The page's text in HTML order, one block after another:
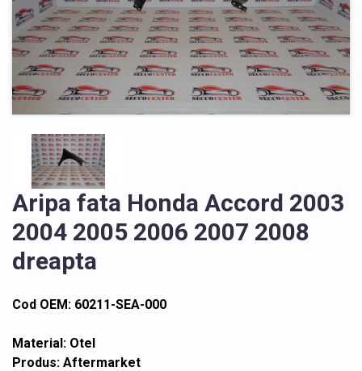
Aripa fata Honda Accord 2003
2004 2005 2006 2007 2008
dreapta
Cod OEM: 60211-SEA-000
Material: Otel
Produs: Aftermarket